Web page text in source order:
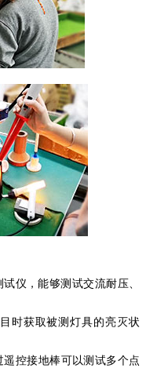
仪，能够测试交流耐压、
时获取被测灯具的亮灭状
控接地棒可以测试多个点